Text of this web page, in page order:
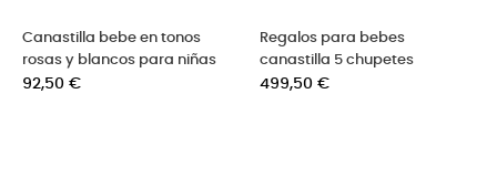
Canastilla regalo bebé rosa
en juguetero
Canastillas bebé
sostenible